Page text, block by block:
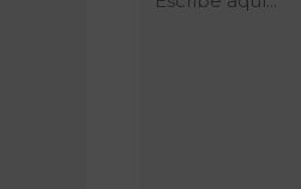
aquí...